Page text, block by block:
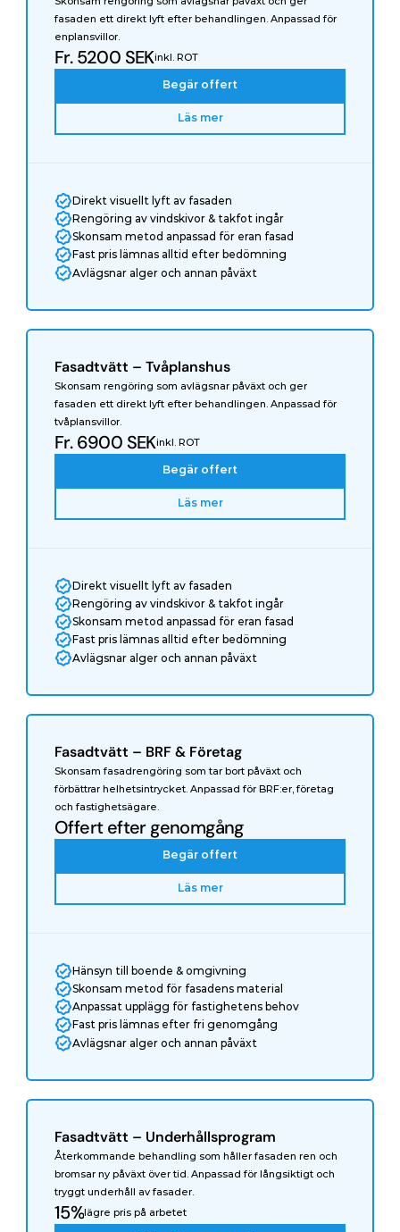
fasaden ett direkt lyft efter behandlingen. Anpassad för
enplansvillor.
Fr. 5200 SEKinkl. ROT
Begär offert
Läs mer
Direkt visuellt lyft av fasaden
Rengöring av vindskivor & takfot ingår
Skonsam metod anpassad för eran fasad
Fast pris lämnas alltid efter bedömning
Avlägsnar alger och annan påväxt
Fasadtvätt – Tvåplanshus
Skonsam rengöring som avlägsnar påväxt och ger
fasaden ett direkt lyft efter behandlingen. Anpassad för
tvåplansvillor.
Fr. 6900 SEKinkl. ROT
Begär offert
Läs mer
Direkt visuellt lyft av fasaden
Rengöring av vindskivor & takfot ingår
Skonsam metod anpassad för eran fasad
Fast pris lämnas alltid efter bedömning
Avlägsnar alger och annan påväxt
Fasadtvätt – BRF & Företag
Skonsam fasadrengöring som tar bort påväxt och
förbättrar helhetsintrycket. Anpassad för BRF:er, företag
och fastighetsägare.
Offert efter genomgång
Begär offert
Läs mer
Hänsyn till boende & omgivning
Skonsam metod för fasadens material
Anpassat upplägg för fastighetens behov
Fast pris lämnas efter fri genomgång
Avlägsnar alger och annan påväxt
Fasadtvätt – Underhållsprogram
Återkommande behandling som håller fasaden ren och
bromsar ny påväxt över tid. Anpassad för långsiktigt och
tryggt underhåll av fasader.
15%lägre pris på arbetet